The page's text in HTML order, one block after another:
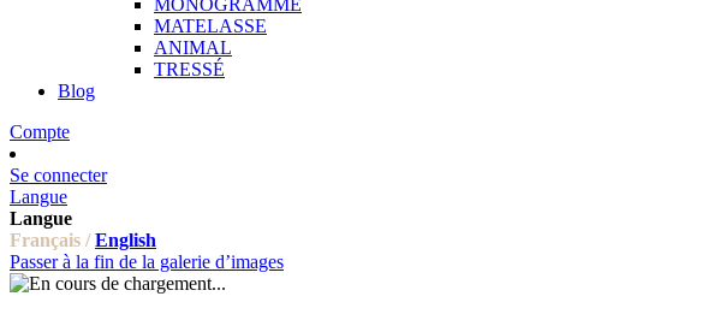
MONOGRAMME
MATELASSE
ANIMAL
TRESSÉ
Blog
Compte
Se connecter
Langue
Langue
Français / English
Passer à la fin de la galerie d’images